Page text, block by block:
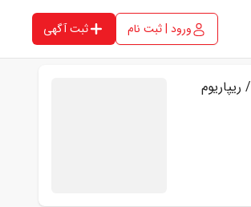
ورود | ثبت نام ثبت آگهی
75 متر نقلیِ خاص / طبقه 7 / ریپاریوم